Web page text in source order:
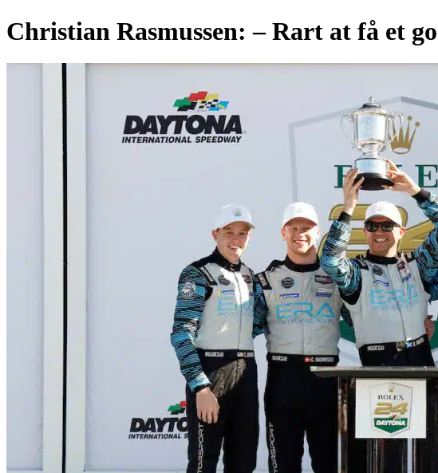
Christian Rasmussen: – Rart at få et